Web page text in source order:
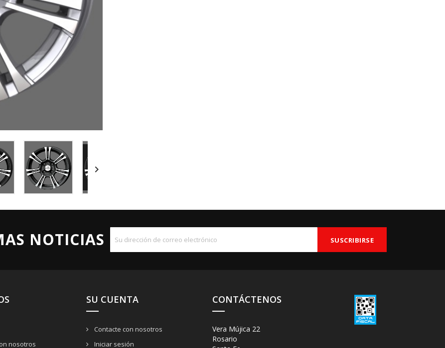

NOTICIAS
nosotros
SU CUENTA
Contacte con nosotros
Iniciar sesión
CONTÁCTENOS
Vera Mújica 22
Rosario